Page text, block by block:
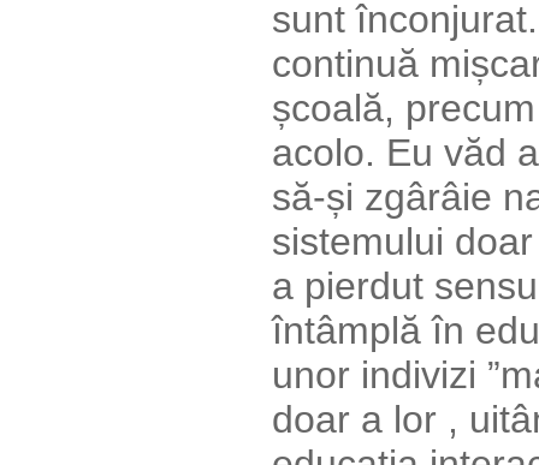
sunt
continuă
școală,
acolo. Eu văd
să-și zgârâie
sistemului
a pierdut
întâmplă în
unor indivizi
doar a lor ,